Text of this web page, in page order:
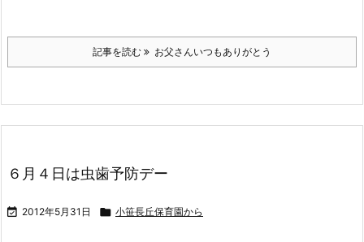
記事を読む お父さんいつもありがとう
６月４日は虫歯予防デー
 2012年5月31日  小笹長丘保育園から